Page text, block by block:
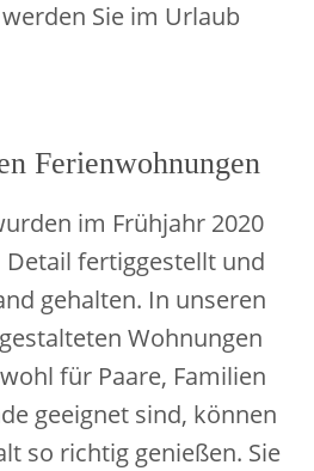
Sie im Urlaub
Ferienwohnungen
im Frühjahr 2020
Detail fertiggestellt und
gehalten. In unseren
Wohnungen
für Paare, Familien
geeignet sind, können
so richtig genießen. Sie